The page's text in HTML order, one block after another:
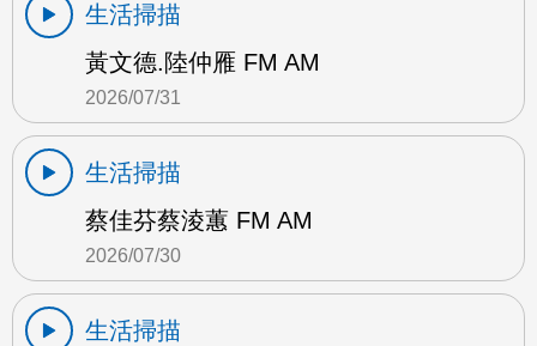
生活掃描
黃文德.陸仲雁 FM AM
2026/07/31
生活掃描
蔡佳芬蔡淩蕙 FM AM
2026/07/30
生活掃描